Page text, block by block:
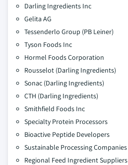
Darling Ingredients Inc
Gelita AG
Tessenderlo Group (PB Leiner)
Tyson Foods Inc
Hormel Foods Corporation
Rousselot (Darling Ingredients)
Sonac (Darling Ingredients)
CTH (Darling Ingredients)
Smithfield Foods Inc
Specialty Protein Processors
Bioactive Peptide Developers
Sustainable Processing Companies
Regional Feed Ingredient Suppliers